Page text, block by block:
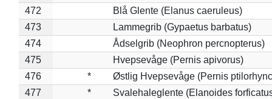
472
Blå Glente (Elanus caeruleus)
473
Lammegrib (Gypaetus barbatus)
474
Ådselgrib (Neophron percnopterus)
475
Hvepsevåge (Pernis apivorus)
476
*
Østlig Hvepsevåge (Pernis
477
*
Svalehaleglente (Elanoides